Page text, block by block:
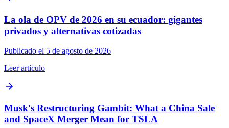
La ola de OPV de 2026 en su ecuador: gigantes
privados y alternativas cotizadas
Publicado el 5 de agosto de 2026
Leer artículo
Musk's Restructuring Gambit: What a China Sale
and SpaceX Merger Mean for TSLA